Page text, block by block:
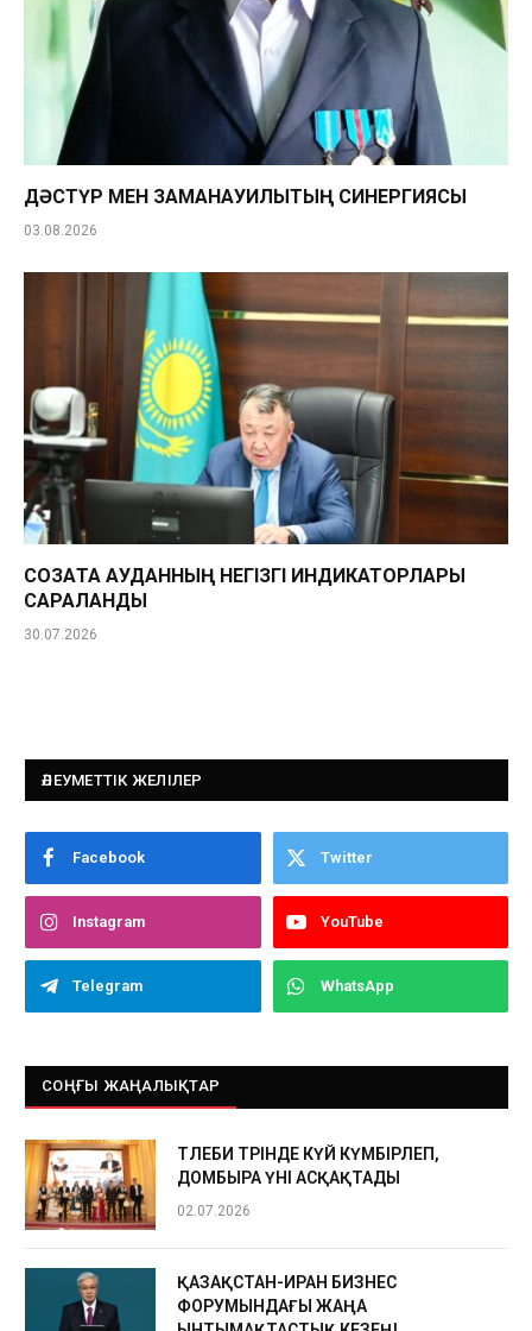
ДӘСТҮР МЕН ЗАМАНАУИЛЫҚТЫҢ СИНЕРГИЯСЫ
03.08.2026
СОЗАҚТА АУДАННЫҢ НЕГІЗГІ ИНДИКАТОРЛАРЫ
САРАЛАНДЫ
30.07.2026
ӘЛЕУМЕТТІК ЖЕЛІЛЕР
Facebook Twitter
Instagram YouTube
Telegram WhatsApp
СОҢҒЫ ЖАҢАЛЫҚТАР
ТӨЛЕБИ ТӨРІНДЕ КҮЙ КҮМБІРЛЕП,
ДОМБЫРА ҮНІ АСҚАҚТАДЫ
02.07.2026
ҚАЗАҚСТАН-ИРАН БИЗНЕС
ФОРУМЫНДАҒЫ ЖАҢА